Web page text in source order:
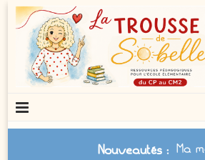
Nouveautés: Ma